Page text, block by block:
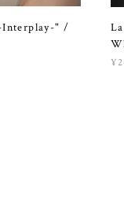
Interplay-" /